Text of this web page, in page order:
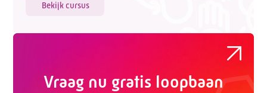
Bekijk cursus
Vraag nu gratis loopbaan